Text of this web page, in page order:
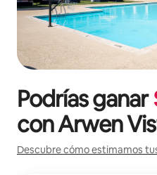
Podrías ganar
conArwen
Descubre cómo estimamos